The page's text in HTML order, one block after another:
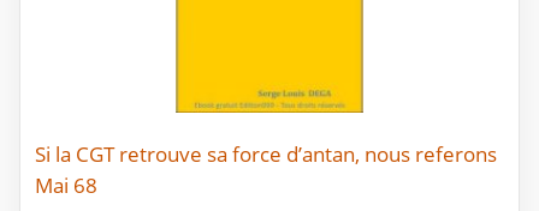
Si la CGT retrouve sa force d’antan, nous referons
Mai 68